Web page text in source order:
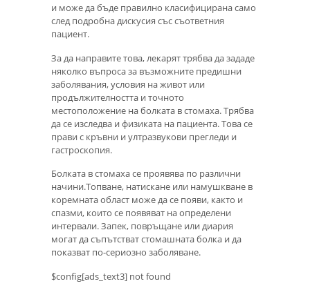
и може да бъде правилно класифицирана само
след подробна дискусия със съответния
пациент.
За да направите това, лекарят трябва да зададе
няколко въпроса за възможните предишни
заболявания, условия на живот или
продължителността и точното
местоположение на болката в стомаха. Трябва
да се изследва и физиката на пациента. Това се
прави с кръвни и ултразвукови прегледи и
гастроскопия.
Болката в стомаха се проявява по различни
начини.Топване, натискане или намушкване в
коремната област може да се появи, както и
спазми, които се появяват на определени
интервали. Запек, повръщане или диария
могат да съпътстват стомашната болка и да
показват по-сериозно заболяване.
$config[ads_text3] not found